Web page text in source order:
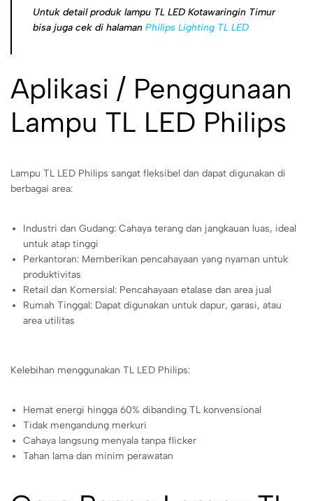
Untuk detail produk lampu TL LED Kotawaringin Timur
bisa juga cek di halaman Philips Lighting TL LED
Aplikasi / Penggunaan
Lampu TL LED Philips
Lampu TL LED Philips sangat fleksibel dan dapat digunakan di
berbagai area:
Industri dan Gudang: Cahaya terang dan jangkauan luas, ideal
untuk atap tinggi
Perkantoran: Memberikan pencahayaan yang nyaman untuk
produktivitas
Retail dan Komersial: Pencahayaan etalase dan area jual
Rumah Tinggal: Dapat digunakan untuk dapur, garasi, atau
area utilitas
Kelebihan menggunakan TL LED Philips:
Hemat energi hingga 60% dibanding TL konvensional
Tidak mengandung merkuri
Cahaya langsung menyala tanpa flicker
Tahan lama dan minim perawatan